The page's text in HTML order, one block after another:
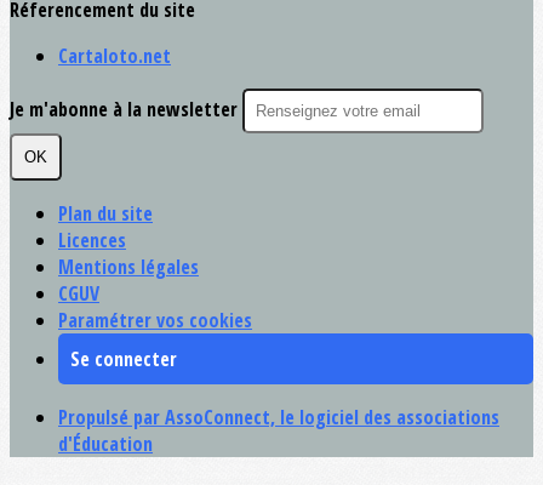
Réferencement du site
Cartaloto.net
Je m'abonne à la newsletter
OK
Plan du site
Licences
Mentions légales
CGUV
Paramétrer vos cookies
Se connecter
Propulsé par AssoConnect, le logiciel des associations
d'Éducation